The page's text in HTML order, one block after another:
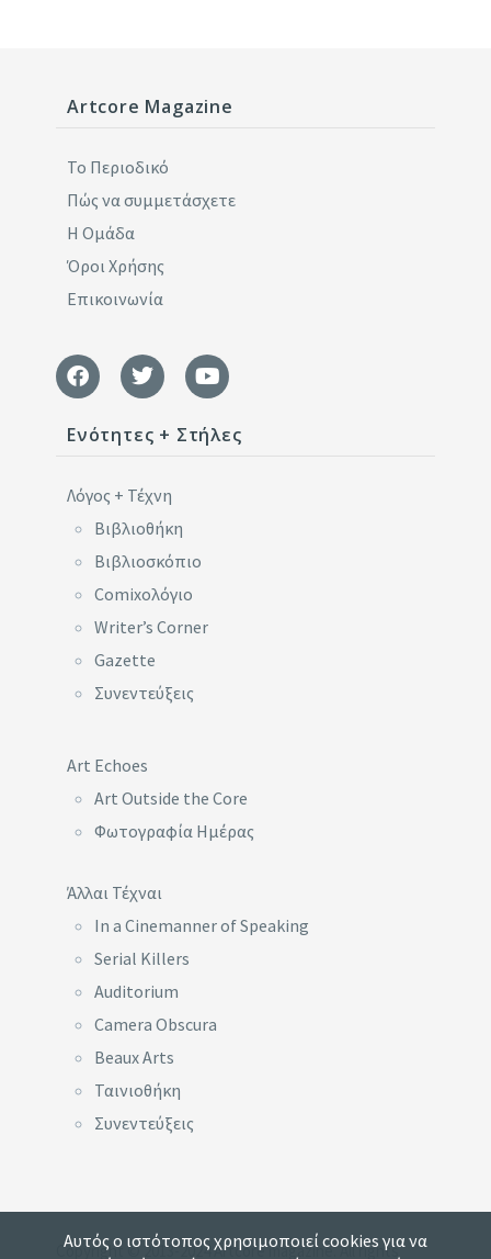
Artcore Magazine
Το Περιοδικό
Πώς να συμμετάσχετε
Η Ομάδα
Όροι Χρήσης
Επικοινωνία
Ενότητες + Στήλες
Λόγος + Τέχνη
Βιβλιοθήκη
Βιβλιοσκόπιο
Comixoλόγιο
Writer’s Corner
Gazette
Συνεντεύξεις
Art Echoes
Art Outside the Core
Φωτογραφία Ημέρας
Άλλαι Τέχναι
In a Cinemanner of Speaking
Serial Killers
Auditorium
Camera Obscura
Beaux Arts
Ταινιοθήκη
Συνεντεύξεις
Copyright © 2013-2024 Artcore magazine. All rights
Αυτός ο ιστότοπος χρησιμοποιεί cookies για να